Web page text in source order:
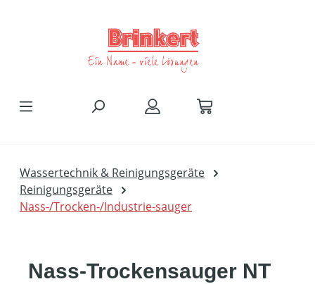
Wassertechnik & Reinigungsgeräte
Reinigungsgeräte
Nass-/Trocken-/Industrie-sauger
Nass-Trockensauger NT